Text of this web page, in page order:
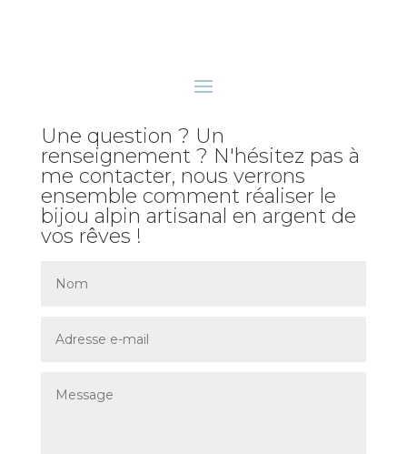
Une question ? Un
renseignement ? N'hésitez pas à
me contacter, nous verrons
ensemble comment réaliser le
bijou alpin artisanal en argent de
vos rêves !